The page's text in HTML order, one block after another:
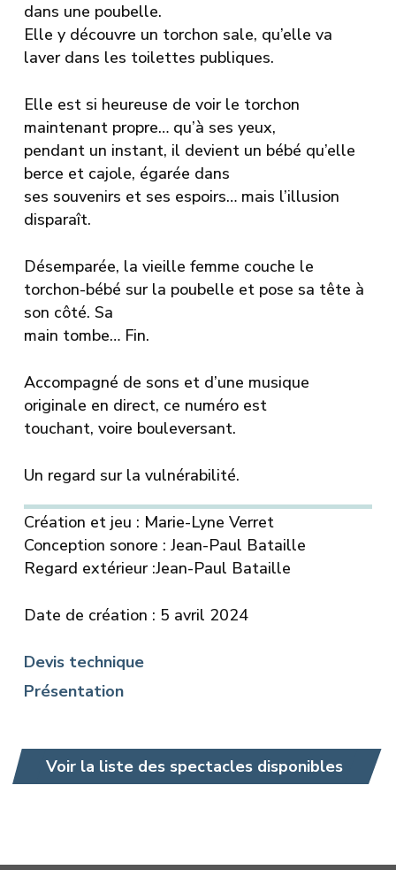
dans une poubelle.
Elle y découvre un torchon sale, qu’elle va
laver dans les toilettes publiques.
Elle est si heureuse de voir le torchon
maintenant propre… qu’à ses yeux,
pendant un instant, il devient un bébé qu’elle
berce et cajole, égarée dans
ses souvenirs et ses espoirs… mais l’illusion
disparaît.
Désemparée, la vieille femme couche le
torchon-bébé sur la poubelle et pose sa tête à
son côté. Sa
main tombe… Fin.
Accompagné de sons et d’une musique
originale en direct, ce numéro est
touchant, voire bouleversant.
Un regard sur la vulnérabilité.
Création et jeu : Marie-Lyne Verret
Conception sonore : Jean-Paul Bataille
Regard extérieur :Jean-Paul Bataille
Date de création : 5 avril 2024
Devis technique
Présentation
Voir la liste des spectacles disponibles